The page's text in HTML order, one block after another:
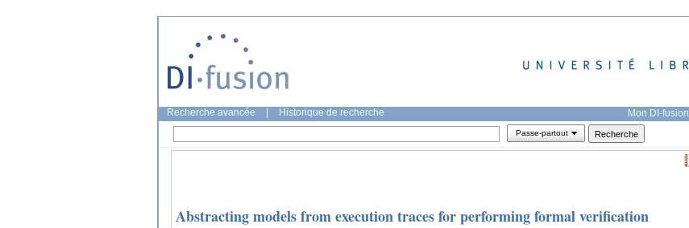
Recherche avancée Historique de recherche Mon DI-fusion
Passe-partout
Abstracting models from execution traces for performing formal verification